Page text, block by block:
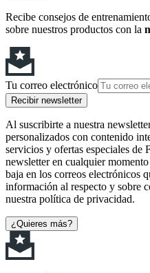
Recibe consejos de
sobre nuestros productos con la
Tu correo electrónico
Recibir newsletter
Al suscribirte a nuestra
personalizados con contenido
servicios y ofertas especiales de
newsletter en cualquier
baja en los correos electrónicos
información al respecto y sobre
nuestra política de privacidad.
¿Quieres más?